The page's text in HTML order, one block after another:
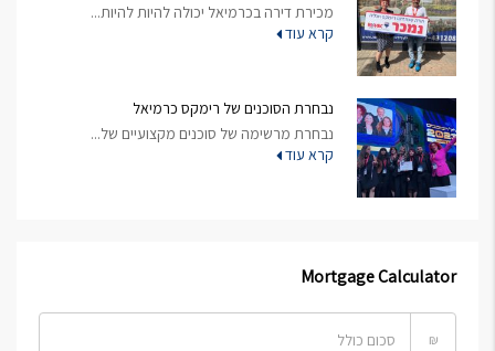
מכירת דירה בכרמיאל יכולה להיות להיות...
קרא עוד
נבחרת הסוכנים של רימקס כרמיאל
נבחרת מרשימה של סוכנים מקצועיים של...
קרא עוד
Mortgage Calculator
₪